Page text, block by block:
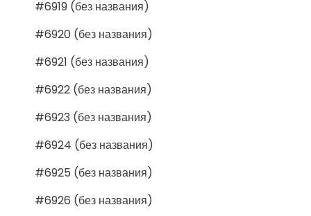
#6919 (без названия)
#6920 (без названия)
#6921 (без названия)
#6922 (без названия)
#6923 (без названия)
#6924 (без названия)
#6925 (без названия)
#6926 (без названия)